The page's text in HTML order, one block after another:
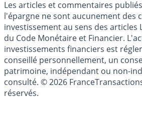
Cookies
Les articles et commentaires
l'épargne ne sont aucunement des
investissement au sens des articles
du Code Monétaire et Financier.
investissements financiers est
conseillé personnellement, un
patrimoine, indépendant ou non-